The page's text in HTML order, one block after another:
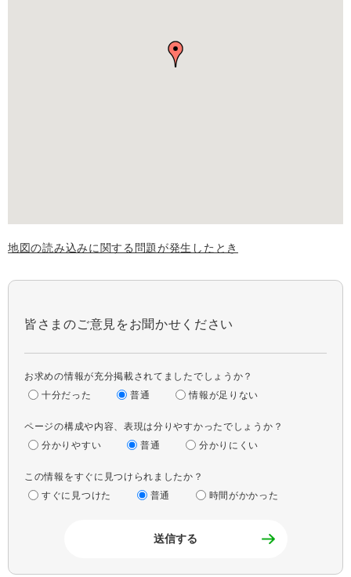
地図の読み込みに関する問題が発生したとき
皆さまのご意見をお聞かせください
お求めの情報が充分掲載されてましたでしょうか？
十分だった
普通 情報が足りない
ページの構成や内容、表現は分りやすかったでしょうか？
分かりやすい
普通 分かりにくい
この情報をすぐに見つけられましたか？
すぐに見つけた
普通 時間がかかった